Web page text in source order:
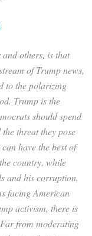
others, is that
of Trump news,
to the polarizing
Trump is the
should spend
threat they pose
have the best of
country, while
and his corruption,
facing American
activism, there is
from moderating